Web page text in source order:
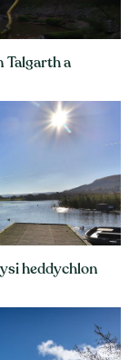
Talgarth a
heddychlon